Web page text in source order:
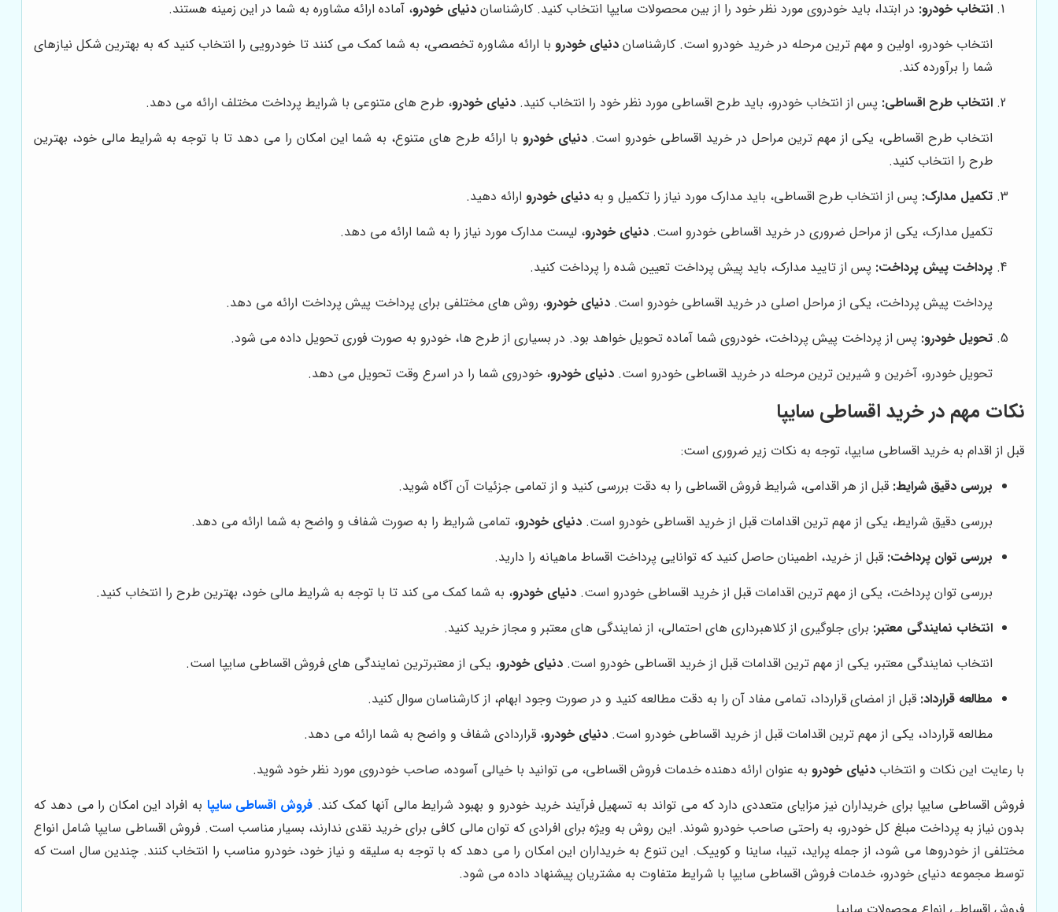
انتخاب خودرو: در ابتدا، باید خودروی مورد نظر خود را از بین محصولات سایپا انتخاب کنید. کارشناسان دنیای خودرو، آماده ارائه مشاوره به شما در این زمینه هستند.
انتخاب خودرو، اولین و مهم ترین مرحله در خرید خودرو است. کارشناسان دنیای خودروبا ارائه مشاوره تخصصی، به شما کمک می کنند تا خودرویی را انتخاب کنید که به بهترین شکل نیازهای
شما را برآورده کند.
انتخاب طرح اقساطی: پس از انتخاب خودرو، باید طرح اقساطی مورد نظر خود را انتخاب کنید. دنیای خودرو، طرح های متنوعی با شرایط پرداخت مختلف ارائه می دهد.
انتخاب طرح اقساطی، یکی از مهم ترین مراحل در خرید اقساطی خودرو است.دنیای خودرو با ارائه طرح های متنوع، به شما این امکان را می دهد تا با توجه به شرایط مالی خود، بهترین
طرح را انتخاب کنید.
تکمیل مدارک: پس از انتخاب طرح اقساطی، باید مدارک مورد نیاز را تکمیل و به دنیای خودروارائه دهید.
تکمیل مدارک، یکی از مراحل ضروری در خرید اقساطی خودرو است. دنیای خودرو، لیست مدارک مورد نیاز را به شما ارائه می دهد.
پرداخت پیش پرداخت: پس از تایید مدارک، باید پیش پرداخت تعیین شده را پرداخت کنید.
پرداخت پیش پرداخت، یکی از مراحل اصلی در خرید اقساطی خودرو است. دنیای خودرو، روش های مختلفی برای پرداخت پیش پرداخت ارائه می دهد.
تحویل خودرو: پس از پرداخت پیش پرداخت، خودروی شما آماده تحویل خواهد بود. در بسیاری از طرح ها، خودرو به صورت فوری تحویل داده می شود.
تحویل خودرو، آخرین و شیرین ترین مرحله در خرید اقساطی خودرو است. دنیای خودرو، خودروی شما را در اسرع وقت تحویل می دهد.
نکات مهم در خرید اقساطی سایپا
قبل از اقدام به خرید اقساطی سایپا، توجه به نکات زیر ضروری است:
بررسی دقیق شرایط: قبل از هر اقدامی، شرایط فروش اقساطی را به دقت بررسی کنید و از تمامی جزئیات آن آگاه شوید.
بررسی دقیق شرایط، یکی از مهم ترین اقدامات قبل از خرید اقساطی خودرو است. دنیای خودرو، تمامی شرایط را به صورت شفاف و واضح به شما ارائه می دهد.
بررسی توان پرداخت: قبل از خرید، اطمینان حاصل کنید که توانایی پرداخت اقساط ماهیانه را دارید.
بررسی توان پرداخت، یکی از مهم ترین اقدامات قبل از خرید اقساطی خودرو است. دنیای خودرو، به شما کمک می کند تا با توجه به شرایط مالی خود، بهترین طرح را انتخاب کنید.
انتخاب نمایندگی معتبر: برای جلوگیری از کلاهبرداری های احتمالی، از نمایندگی های معتبر و مجاز خرید کنید.
انتخاب نمایندگی معتبر، یکی از مهم ترین اقدامات قبل از خرید اقساطی خودرو است. دنیای خودرو، یکی از معتبرترین نمایندگی های فروش اقساطی سایپا است.
مطالعه قرارداد: قبل از امضای قرارداد، تمامی مفاد آن را به دقت مطالعه کنید و در صورت وجود ابهام، از کارشناسان سوال کنید.
مطالعه قرارداد، یکی از مهم ترین اقدامات قبل از خرید اقساطی خودرو است. دنیای خودرو، قراردادی شفاف و واضح به شما ارائه می دهد.
با رعایت این نکات و انتخاب دنیای خودروبه عنوان ارائه دهنده خدمات فروش اقساطی، می توانید با خیالی آسوده، صاحب خودروی مورد نظر خود شوید.
فروش اقساطی سایپا برای خریداران نیز مزایای متعددی دارد که می تواند به تسهیل فرآیند خرید خودرو و بهبود شرایط مالی آنها کمک کند. فروش اقساطی سایپا به افراد این امکان را می دهد که
بدون نیاز به پرداخت مبلغ کل خودرو، به راحتی صاحب خودرو شوند. این روش به ویژه برای افرادی که توان مالی کافی برای خرید نقدی ندارند، بسیار مناسب است. فروش اقساطی سایپا شامل انواع
مختلفی از خودروها می شود، از جمله پراید، تیبا، ساینا و کوییک. این تنوع به خریداران این امکان را می دهد که با توجه به سلیقه و نیاز خود، خودرو مناسب را انتخاب کنند. چندین سال است که
توسط مجموعه دنیای خودرو، خدمات فروش اقساطی سایپا با شرایط متفاوت به مشتریان پیشنهاد داده می شود.